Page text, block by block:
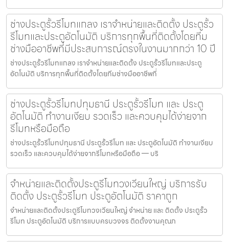
ช่างประตูรั้วรีโมทแกลง เราจำหน่ายและติดตั้ง ประตูรั้ว
รีโมทและประตูอัตโนมัติ บริการทุกพื้นที่ติดตั้งโดยทีม
ช่างมืออาชีพที่มีประสบการณ์ตรงในงานมากกว่า 10 ปี
ช่างประตูรั้วรีโมทแกลง เราจำหน่ายและติดตั้ง ประตูรั้วรีโมทและประตู
อัตโนมัติ บริการทุกพื้นที่ติดตั้งโดยทีมช่างมืออาชีพที่
ช่างประตูรั้วรีโมทปทุมธานี ประตูรั้วรีโมท และ ประตู
อัตโนมัติ ทำงานเงียบ รวดเร็ว และควบคุมได้ง่ายจาก
รีโมทหรือมือถือ
ช่างประตูรั้วรีโมทปทุมธานี ประตูรั้วรีโมท และ ประตูอัตโนมัติ ทำงานเงียบ
รวดเร็ว และควบคุมได้ง่ายจากรีโมทหรือมือถือ — บริ
จำหน่ายและติดตั้งประตูรีโมทวงเวียนใหญ่ บริการรับ
ติดตั้ง ประตูรั้วรีโมท ประตูอัตโนมัติ ราคาถูก
จำหน่ายและติดตั้งประตูรีโมทวงเวียนใหญ่ จำหน่าย และ ติดตั้ง ประตูรั้ว
รีโมท ประตูอัตโนมัติ บริการแบบครบวงจร ติดตั้งงานคุณภ